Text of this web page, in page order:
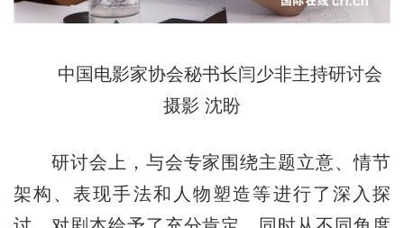
中国电影家协会秘书长闫少非主持研讨会
摄影 沈盼
研讨会上，与会专家围绕主题立意、情节
架构、表现手法和人物塑造等进行了深入探